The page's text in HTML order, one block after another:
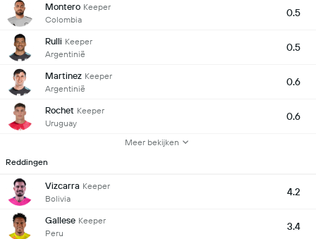
Montero Keeper
Colombia
0.5
Rulli Keeper
Argentinië
0.5
Martinez Keeper
Argentinië
0.6
Rochet Keeper
Uruguay
0.6
Meer bekijken
Reddingen
Vizcarra Keeper
Bolivia
4.2
Gallese Keeper
Peru
3.4